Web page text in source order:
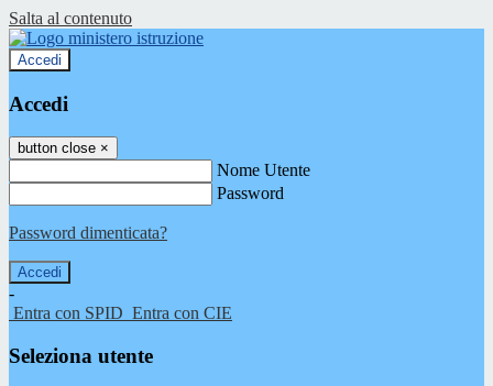
Salta al contenuto
Accedi
Accedi
button close ×
Nome Utente
Password
Password dimenticata?
-
Entra con SPID Entra con CIE
Seleziona utente